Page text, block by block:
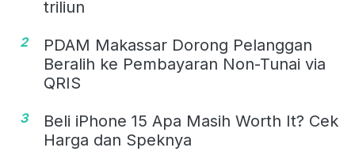
triliun
2
PDAM Makassar Dorong Pelanggan
Beralih ke Pembayaran Non-Tunai via
QRIS
3
Beli iPhone 15 Apa Masih Worth It? Cek
Harga dan Speknya